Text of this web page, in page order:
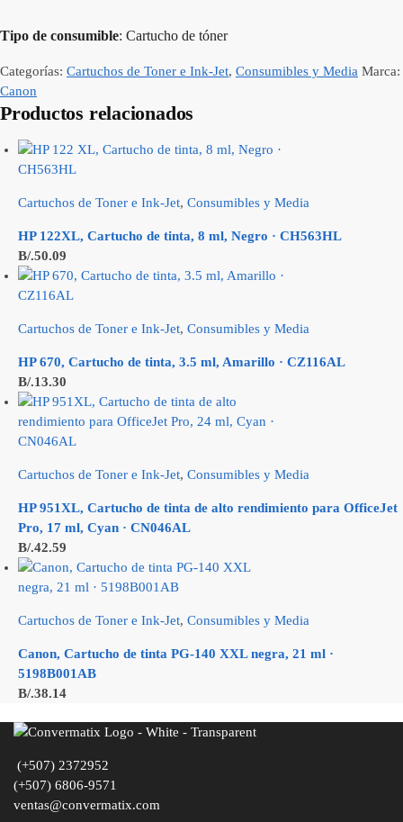
Tipo de consumible: Cartucho de tóner
Categorías: Cartuchos de Toner e Ink-Jet, Consumibles y Media Marca:
Canon
Productos relacionados
Cartuchos de Toner e Ink-Jet, Consumibles y Media
HP 122XL, Cartucho de tinta, 8 ml, Negro · CH563HL
B/.50.09
Cartuchos de Toner e Ink-Jet, Consumibles y Media
HP 670, Cartucho de tinta, 3.5 ml, Amarillo · CZ116AL
B/.13.30
Cartuchos de Toner e Ink-Jet, Consumibles y Media
HP 951XL, Cartucho de tinta de alto rendimiento para OfficeJet
Pro, 17 ml, Cyan · CN046AL
B/.42.59
Cartuchos de Toner e Ink-Jet, Consumibles y Media
Canon, Cartucho de tinta PG-140 XXL negra, 21 ml ·
5198B001AB
B/.38.14
(+507) 2372952
(+507) 6806-9571
ventas@convermatix.com